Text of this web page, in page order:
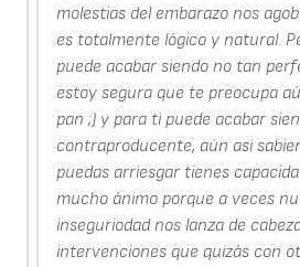
molestias del embarazo nos
es totalmente lógico y natural.
puede acabar siendo no tan
estoy segura que te preocupa
pan ;) y para ti puede acabar
contraproducente, aún asi
puedas arriesgar tienes
mucho ánimo porque a veces
inseguriodad nos lanza de
intervenciones que quizás con